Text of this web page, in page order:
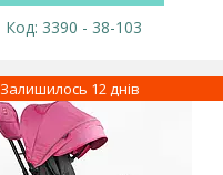
3390 - 38-103
Залишилось 12 днів